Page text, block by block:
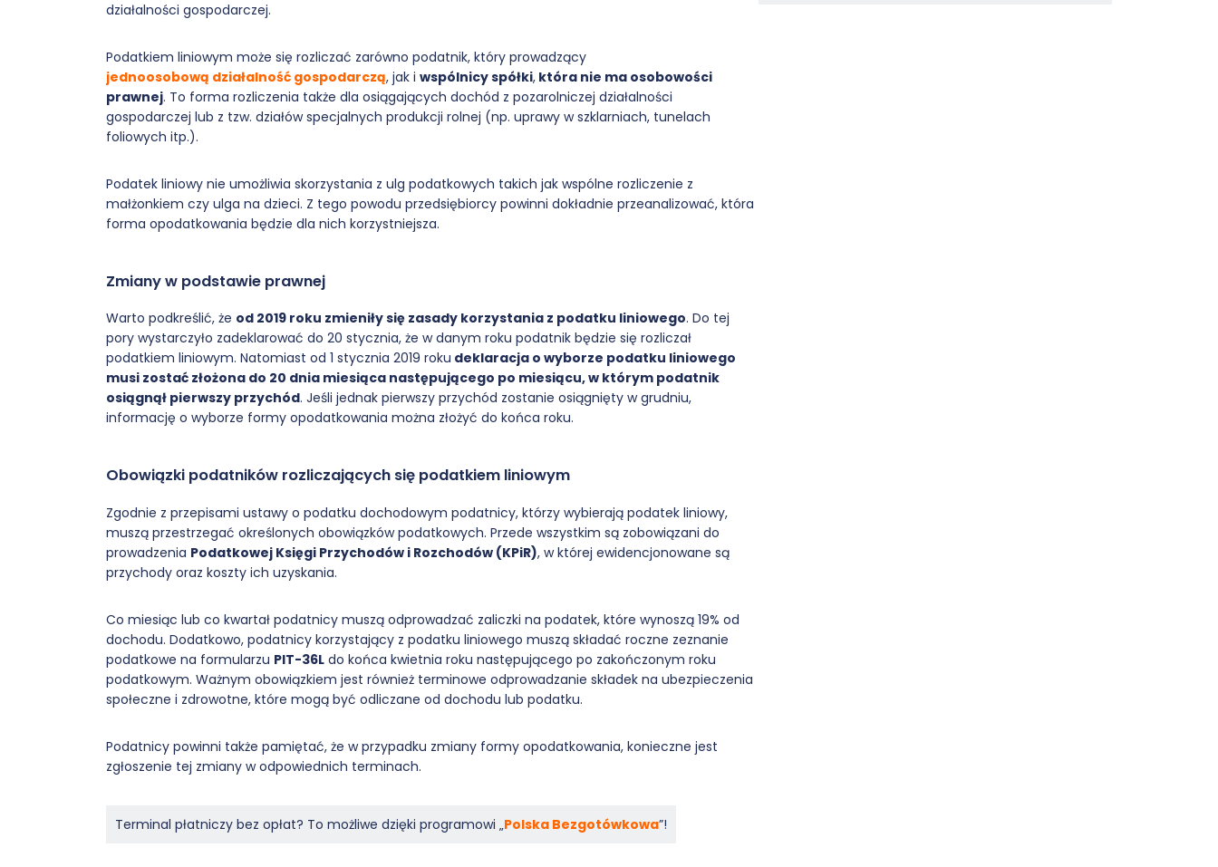
działalności gospodarczej.
Podatkiem liniowym może się rozliczać zarówno podatnik, który prowadzący
jednoosobową działalność gospodarczą, jak i wspólnicy spółki, która nie ma osobowości
prawnej. To forma rozliczenia także dla osiągających dochód z pozarolniczej działalności
gospodarczej lub z tzw. działów specjalnych produkcji rolnej (np. uprawy w szklarniach, tunelach
foliowych itp.).
Podatek liniowy nie umożliwia skorzystania z ulg podatkowych takich jak wspólne rozliczenie z
małżonkiem czy ulga na dzieci. Z tego powodu przedsiębiorcy powinni dokładnie przeanalizować, która
forma opodatkowania będzie dla nich korzystniejsza.
Zmiany w podstawie prawnej
Warto podkreślić, że od 2019 roku zmieniły się zasady korzystania z podatku liniowego. Do tej
pory wystarczyło zadeklarować do 20 stycznia, że w danym roku podatnik będzie się rozliczał
podatkiem liniowym. Natomiast od 1 stycznia 2019 roku deklaracja o wyborze podatku liniowego
musi zostać złożona do 20 dnia miesiąca następującego po miesiącu, w którym podatnik
osiągnął pierwszy przychód. Jeśli jednak pierwszy przychód zostanie osiągnięty w grudniu,
informację o wyborze formy opodatkowania można złożyć do końca roku.
Obowiązki podatników rozliczających się podatkiem liniowym
Zgodnie z przepisami ustawy o podatku dochodowym podatnicy, którzy wybierają podatek liniowy,
muszą przestrzegać określonych obowiązków podatkowych. Przede wszystkim są zobowiązani do
prowadzenia Podatkowej Księgi Przychodów i Rozchodów (KPiR), w której ewidencjonowane są
przychody oraz koszty ich uzyskania.
Co miesiąc lub co kwartał podatnicy muszą odprowadzać zaliczki na podatek, które wynoszą 19% od
dochodu. Dodatkowo, podatnicy korzystający z podatku liniowego muszą składać roczne zeznanie
podatkowe na formularzu PIT-36L do końca kwietnia roku następującego po zakończonym roku
podatkowym. Ważnym obowiązkiem jest również terminowe odprowadzanie składek na ubezpieczenia
społeczne i zdrowotne, które mogą być odliczane od dochodu lub podatku.
Podatnicy powinni także pamiętać, że w przypadku zmiany formy opodatkowania, konieczne jest
zgłoszenie tej zmiany w odpowiednich terminach.
Terminal płatniczy bez opłat? To możliwe dzięki programowi „Polska Bezgotówkowa”!